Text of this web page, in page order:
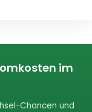
im
Chancen und